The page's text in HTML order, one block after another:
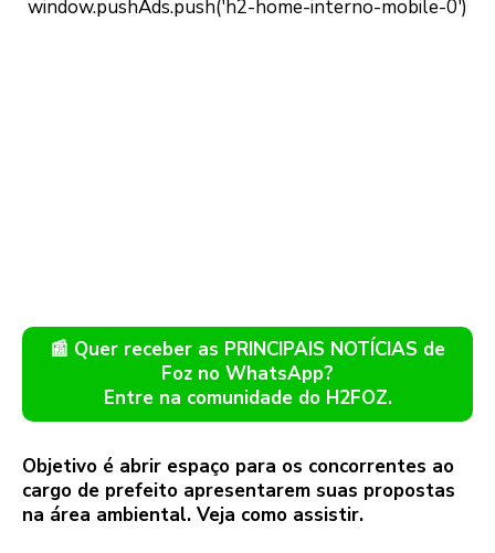
📰 Quer receber as PRINCIPAIS NOTÍCIAS de
Foz no WhatsApp?
Entre na comunidade do H2FOZ.
Objetivo é abrir espaço para os concorrentes ao
cargo de prefeito apresentarem suas propostas
na área ambiental. Veja como assistir.